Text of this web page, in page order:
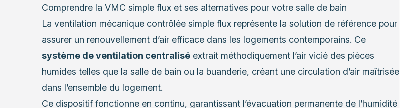
Comprendre la VMC simple flux et ses alternatives pour votre salle de bain
La ventilation mécanique contrôlée simple flux représente la solution de référence pour
assurer un renouvellement d’air efficace dans les logements contemporains. Ce
système de ventilation centraliséextrait méthodiquement l’air vicié des pièces
humides telles que la salle de bain ou la buanderie, créant une circulation d’air maîtrisée
dans l’ensemble du logement.
Ce dispositif fonctionne en continu, garantissant l’évacuation permanente de l’humidité